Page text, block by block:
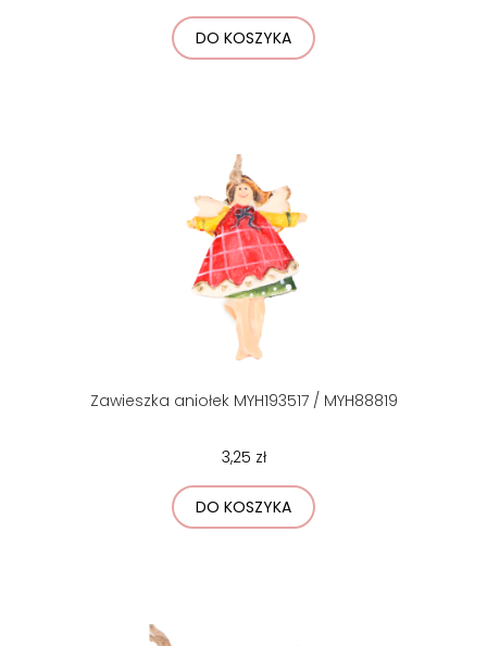
DO KOSZYKA
Zawieszka aniołek MYH193517 / MYH88819
3,25 zł
DO KOSZYKA